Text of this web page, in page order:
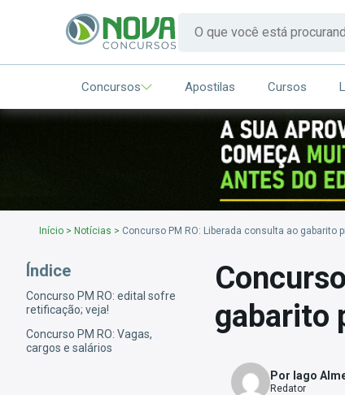
Concursos Apostilas Cursos
Início > Notícias > Concurso PM RO: Liberada consulta ao gabarito
Índice
Concurso PM RO: edital sofre
retificação; veja!
Concurso PM RO: Vagas,
cargos e salários
gabarito
Por Iago
Redator